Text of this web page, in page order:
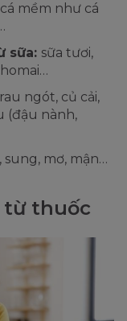
mềm như cá
sữa: sữa tươi,
ngót, củ cải,
(đậu nành,
sung, mơ, mận…
từ thuốc